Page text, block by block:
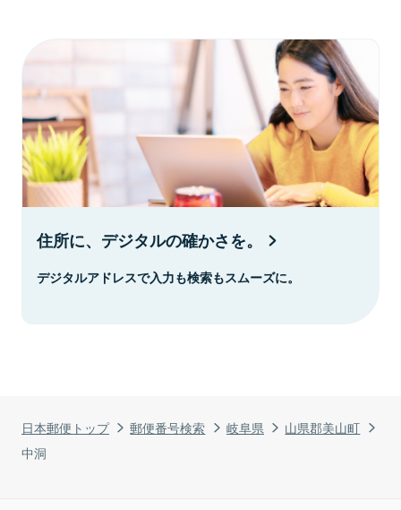
日本郵便トップ 郵便番号検索 岐阜県
山県郡美山町
中洞
住所に、デジタルの確かさを。
デジタルアドレスで入力も検索もスムーズに。